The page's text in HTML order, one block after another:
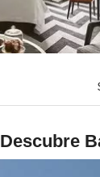
Descubre